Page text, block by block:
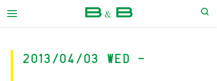
2013/04/03 Wed -